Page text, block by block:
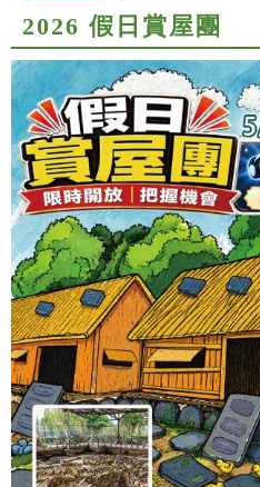
2026 假日賞屋團